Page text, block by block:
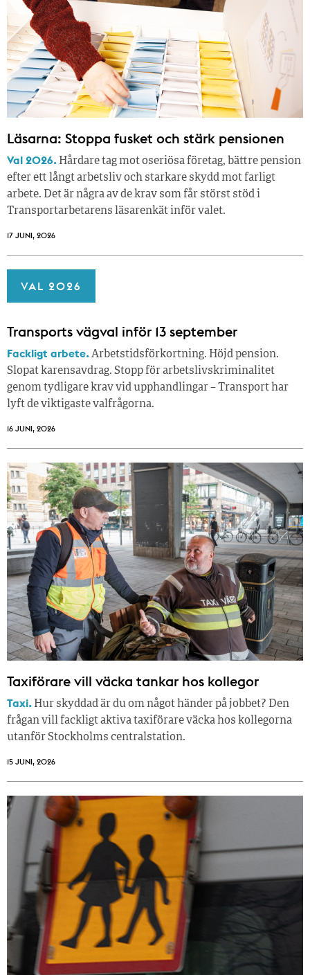
Läsarna: Stoppa fusket och stärk pensionen
Val 2026. Hårdare tag mot oseriösa företag, bättre pension
efter ett långt arbetsliv och starkare skydd mot farligt
arbete. Det är några av de krav som får störst stöd i
Transportarbetarens läsar­enkät inför valet.
17 JUNI, 2026
VAL 2026
Transports vägval inför 13 september
Fackligt arbete.Arbetstidsförkortning. Höjd pension.
Slopat karensavdrag. Stopp för arbetslivskriminalitet
genom tydligare krav vid upphandlingar – Transport har
lyft de viktigaste valfrågorna.
16 JUNI, 2026
Taxiförare vill väcka tankar hos kollegor
Taxi. Hur skyddad är du om något händer på jobbet? Den
frågan vill fackligt aktiva taxiförare väcka hos kollegorna
utanför Stockholms centralstation.
15 JUNI, 2026